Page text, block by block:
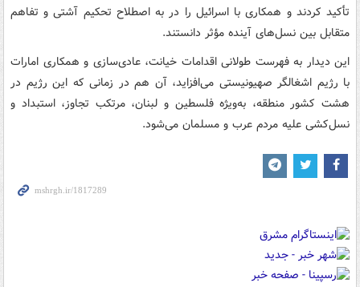
تأکید کردند و همکاری با اسرائیل را در به اصطلاح تحکیم آشتی و تفاهم
متقابل بین نسل‌های آینده مؤثر دانستند.
این دیدار به فهرست طولانی اقدامات خیانت، عادی‌سازی و همکاری امارات
با رژیم اشغالگر صهیونیستی می‌افزاید، آن هم در زمانی که این رژیم در
هشت کشور منطقه، به‌ویژه فلسطین و لبنان، مرتکب تجاوز، استبداد و
نسل‌کشی علیه مردم عرب و مسلمان می‌شود.